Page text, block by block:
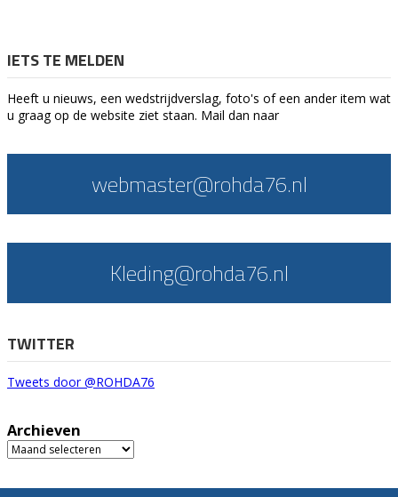
IETS TE MELDEN
Heeft u nieuws, een wedstrijdverslag, foto's of een ander item wat
u graag op de website ziet staan. Mail dan naar
webmaster@rohda76.nl
Kleding@rohda76.nl
TWITTER
Tweets door @ROHDA76
Archieven
Archieven